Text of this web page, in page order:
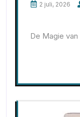
2 juli, 2026
De Magie